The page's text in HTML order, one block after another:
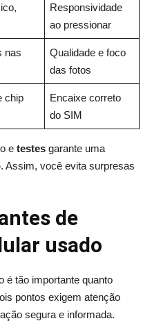
Responsividade
ao pressionar
nas
Qualidade e foco
das fotos
chip
Encaixe correto
do SIM
e testesgarante uma
. Assim, você evita surpresas
de
usado
é tão importante quanto
pontos exigem atenção
segura e informada.